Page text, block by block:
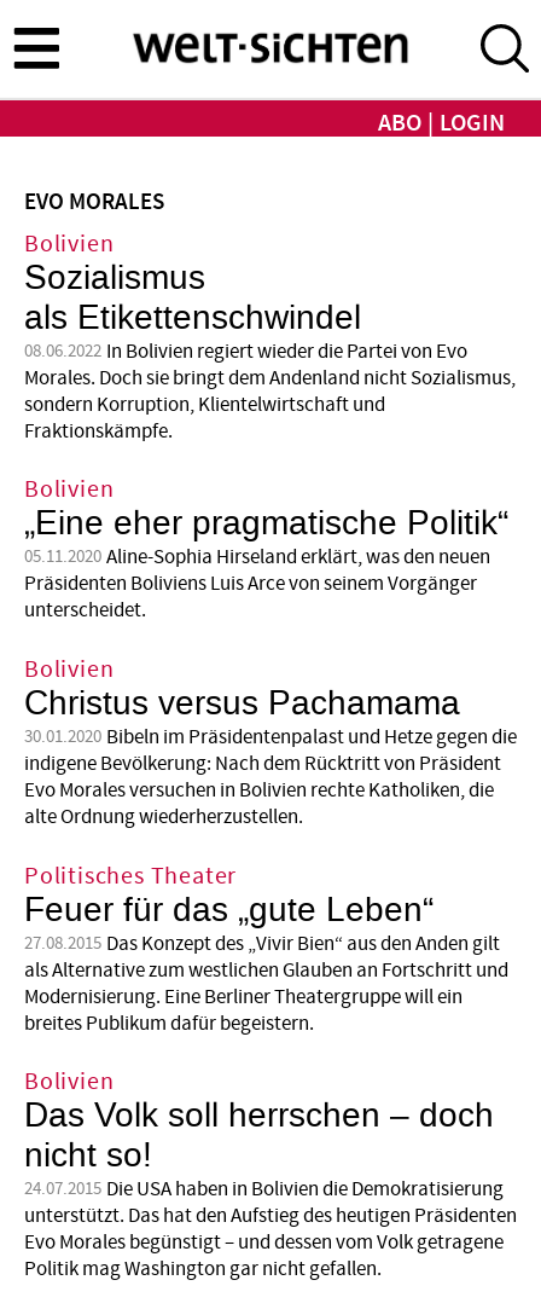
zum
Inhalt
ABO LOGIN
EVO MORALES
Bolivien
Sozialismus
als Etikettenschwindel
08.06.2022 In Bolivien regiert wieder die Partei von Evo
Morales. Doch sie bringt dem Andenland nicht Sozialismus,
sondern Korruption, Klientelwirtschaft und
Fraktionskämpfe.
Bolivien
„Eine eher pragmatische Politik“
05.11.2020 Aline-Sophia Hirseland erklärt, was den neuen
Präsidenten Boliviens Luis Arce von seinem Vorgänger
unterscheidet.
Bolivien
Christus versus Pachamama
30.01.2020 Bibeln im Präsidentenpalast und Hetze gegen die
indigene Bevölkerung: Nach dem Rücktritt von Präsident
Evo Morales versuchen in Bolivien rechte Katholiken, die
alte Ordnung wiederherzustellen.
Politisches Theater
Feuer für das „gute Leben“
27.08.2015 Das Konzept des „Vivir Bien“ aus den Anden gilt
als Alternative zum westlichen Glauben an Fortschritt und
Modernisierung. Eine Berliner Theatergruppe will ein
breites Publikum dafür begeistern.
Bolivien
Das Volk soll herrschen – doch
nicht so!
24.07.2015 Die USA haben in Bolivien die Demokratisierung
unterstützt. Das hat den Aufstieg des heutigen Präsidenten
Evo Morales begünstigt – und dessen vom Volk getragene
Politik mag Washington gar nicht gefallen.